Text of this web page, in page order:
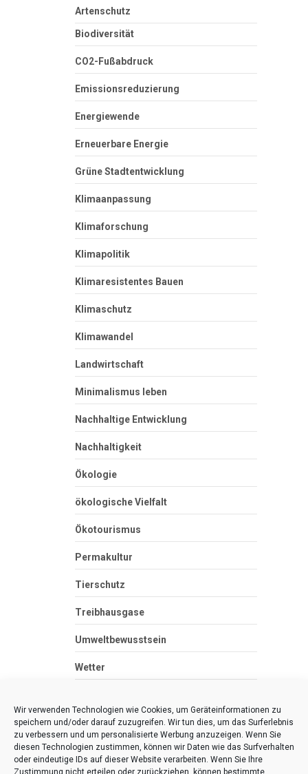
Wir verwenden Technologien wie Cookies, um Geräteinformationen zu
speichern und/oder darauf zuzugreifen. Wir tun dies, um das Surferlebnis
zu verbessern und um personalisierte Werbung anzuzeigen. Wenn Sie
diesen Technologien zustimmen, können wir Daten wie das Surfverhalten
oder eindeutige IDs auf dieser Website verarbeiten. Wenn Sie Ihre
Zustimmung nicht erteilen oder zurückziehen, können bestimmte
Artenschutz
Biodiversität
CO2-Fußabdruck
Emissionsreduzierung
Energiewende
Erneuerbare Energie
Grüne Stadtentwicklung
Klimaanpassung
Klimaforschung
Klimapolitik
Klimaresistentes Bauen
Klimaschutz
Klimawandel
Landwirtschaft
Minimalismus leben
Nachhaltige Entwicklung
Nachhaltigkeit
Ökologie
ökologische Vielfalt
Ökotourismus
Permakultur
Tierschutz
Treibhausgase
Umweltbewusstsein
Wetter
Zur mobilen Version gehen